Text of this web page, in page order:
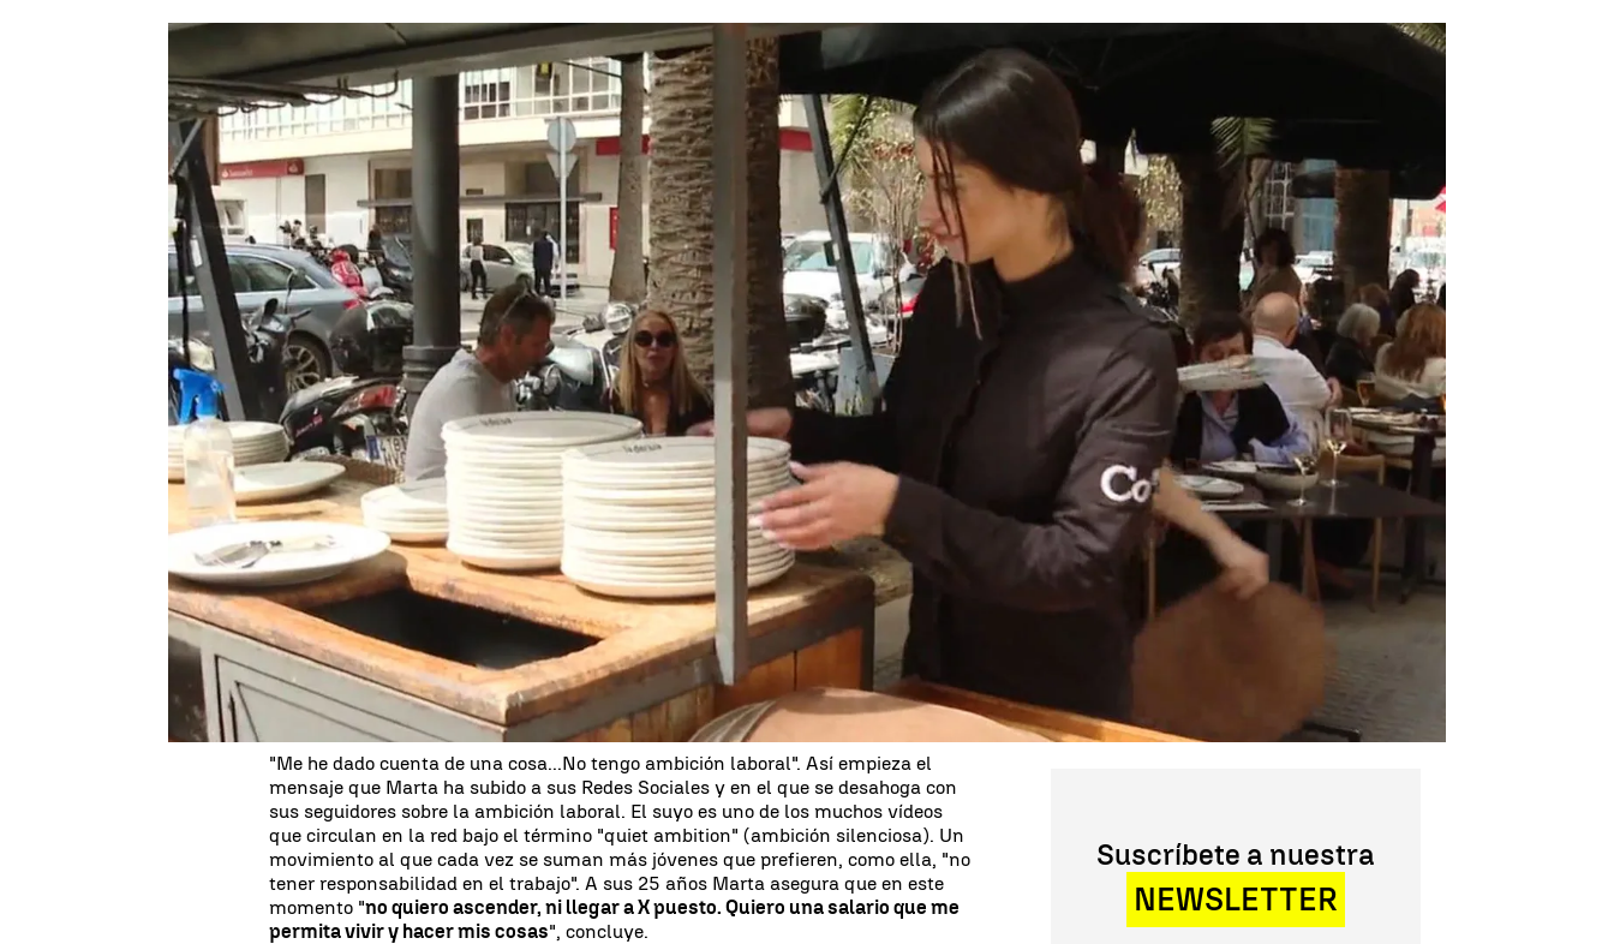
Buscar
"Quiero hacer mis ocho horas de trabajo e irme a mi casa tranquila": La generación que dejó de vivir para trabajar | Antena 3 Noticias
Paz Bailón
Actualizado: 04 de septiembre de 2024, 11:17
Publicado:03 de septiembre de 2024, 17:04
Pedimos a Beatriz (30 años) y a Laura (75 años) que nos compartan su visión
sobre el trabajo.Dos generaciones, dos visiones completamente diferentes
"Los jóvenes tienen que trabajar duro porque va intrínseco, tienes ambiciones y
aspiraciones" dice Laura firmemente. "Tienes que trabajar para ti, no creo que
tengas que darlo todo por una empresa" rebate la joven.
Son las dos visiones sobre el trabajo que conviven actualmente. Muchos jóvenes
prefieren
evitar sobrecargarse de trabajo
frente a la creencia de que cuantas
más horas pases en el puesto laboral
más productivo es el trabajador.
"Me he dado cuenta de una cosa...No tengo ambición laboral". Así empieza el
mensaje que Marta ha subido a sus Redes Sociales y en el que se desahoga con
sus seguidores sobre la ambición laboral. El suyo es uno de los muchos vídeos
que circulan en la red bajo el término "quiet ambition" (ambición silenciosa). Un
movimiento al que cada vez se suman más jóvenes que prefieren, como ella, "no
tener responsabilidad en el trabajo". A sus 25 años Marta asegura que en este
momento "no quiero ascender, ni llegar a X puesto. Quiero una salario que me
permita vivir y hacer mis cosas", concluye.
Suscríbete a nuestra
NEWSLETTER